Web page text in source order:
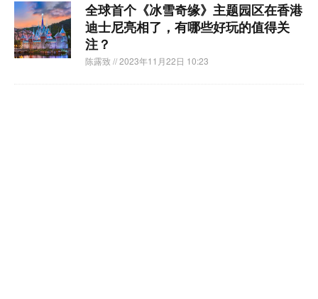
全球首个《冰雪奇缘》主题园区在香港
迪士尼亮相了，有哪些好玩的值得关
注？
陈露致// 2023年11月22日 10:23